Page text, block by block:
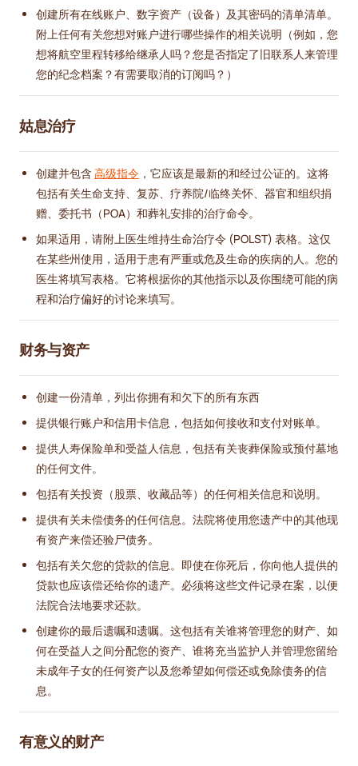
创建所有在线账户、数字资产（设备）及其密码的清单清单。
附上任何有关您想对账户进行哪些操作的相关说明（例如，您
想将航空里程转移给继承人吗？您是否指定了旧联系人来管理
您的纪念档案？有需要取消的订阅吗？）
姑息治疗
创建并包含 高级指令 ，它应该是最新的和经过公证的。这将
包括有关生命支持、复苏、疗养院/临终关怀、器官和组织捐
赠、委托书（POA）和葬礼安排的治疗命令。
如果适用，请附上医生维持生命治疗令 (POLST) 表格。这仅
在某些州使用，适用于患有严重或危及生命的疾病的人。您的
医生将填写表格。它将根据你的其他指示以及你围绕可能的病
程和治疗偏好的讨论来填写。
财务与资产
创建一份清单，列出你拥有和欠下的所有东西
提供银行账户和信用卡信息，包括如何接收和支付对账单。
提供人寿保险单和受益人信息，包括有关丧葬保险或预付墓地
的任何文件。
包括有关投资（股票、收藏品等）的任何相关信息和说明。
提供有关未偿债务的任何信息。法院将使用您遗产中的其他现
有资产来偿还验尸债务。
包括有关欠您的贷款的信息。即使在你死后，你向他人提供的
贷款也应该偿还给你的遗产。必须将这些文件记录在案，以便
法院合法地要求还款。
创建你的最后遗嘱和遗嘱。这包括有关谁将管理您的财产、如
何在受益人之间分配您的资产、谁将充当监护人并管理您留给
未成年子女的任何资产以及您希望如何偿还或免除债务的信
息。
有意义的财产